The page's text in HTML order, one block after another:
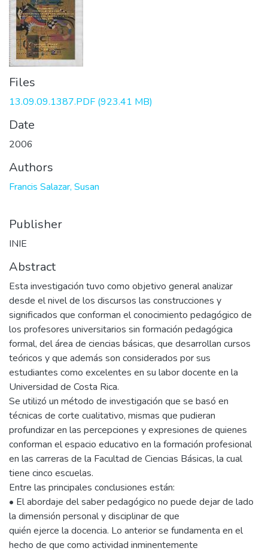
Files
13.09.09.1387.PDF (923.41 MB)
Date
2006
Authors
Francis Salazar, Susan
Publisher
INIE
Abstract
Esta investigación tuvo como objetivo general analizar
desde el nivel de los discursos las construcciones y
significados que conforman el conocimiento pedagógico de
los profesores universitarios sin formación pedagógica
formal, del área de ciencias básicas, que desarrollan cursos
teóricos y que además son considerados por sus
estudiantes como excelentes en su labor docente en la
Universidad de Costa Rica.
Se utilizó un método de investigación que se basó en
técnicas de corte cualitativo, mismas que pudieran
profundizar en las percepciones y expresiones de quienes
conforman el espacio educativo en la formación profesional
en las carreras de la Facultad de Ciencias Básicas, la cual
tiene cinco escuelas.
Entre las principales conclusiones están:
• El abordaje del saber pedagógico no puede dejar de lado
la dimensión personal y disciplinar de que
quién ejerce la docencia. Lo anterior se fundamenta en el
hecho de que como actividad inminentemente